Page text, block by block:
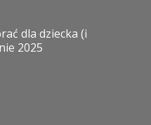
dla dziecka (i
2025